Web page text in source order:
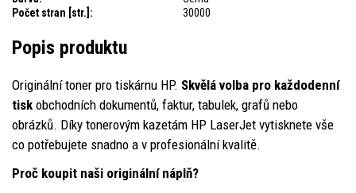
Počet stran [str.]:
30000
Popis produktu
Originální toner pro tiskárnu HP. Skvělá volba pro každodenní
tisk obchodních dokumentů, faktur, tabulek, grafů nebo
obrázků. Díky tonerovým kazetám HP LaserJet vytisknete vše
co potřebujete snadno a v profesionální kvalitě.
Proč koupit naši originální náplň?